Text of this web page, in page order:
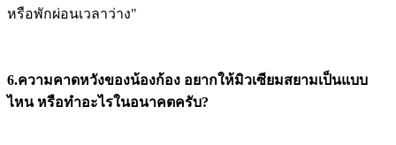
หรือพักผ่อนเวลาว่าง"
6.ความคาดหวังของน้องก้อง อยากให้มิวเซียมสยามเป็นแบบ
ไหน หรือทำอะไรในอนาคตครับ?